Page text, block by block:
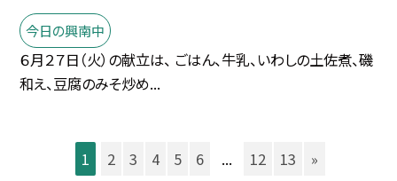
今日の興南中
６月２７日（火）の献立は、 ごはん、牛乳、いわしの土佐煮、磯
和え、豆腐のみそ炒め...
1 2 3 4 5 6 ... 12 13 »